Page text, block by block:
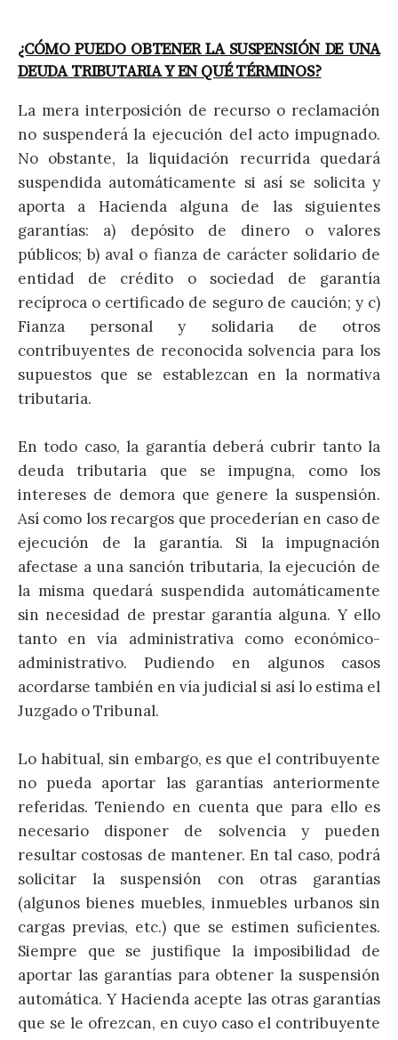
¿CÓMO PUEDO OBTENER LA SUSPENSIÓN DE UNA
DEUDA TRIBUTARIA Y EN QUÉ TÉRMINOS?
La mera interposición de recurso o reclamación
no suspenderá la ejecución del acto impugnado.
No obstante, la liquidación recurrida quedará
suspendida automáticamente si así se solicita y
aporta a Hacienda alguna de las siguientes
garantías: a) depósito de dinero o valores
públicos; b) aval o fianza de carácter solidario de
entidad de crédito o sociedad de garantía
recíproca o certificado de seguro de caución; y c)
Fianza personal y solidaria de otros
contribuyentes de reconocida solvencia para los
supuestos que se establezcan en la normativa
tributaria.
En todo caso, la garantía deberá cubrir tanto la
deuda tributaria que se impugna, como los
intereses de demora que genere la suspensión.
Así como los recargos que procederían en caso de
ejecución de la garantía. Si la impugnación
afectase a una sanción tributaria, la ejecución de
la misma quedará suspendida automáticamente
sin necesidad de prestar garantía alguna. Y ello
tanto en vía administrativa como económico-
administrativo. Pudiendo en algunos casos
acordarse también en vía judicial si así lo estima el
Juzgado o Tribunal.
Lo habitual, sin embargo, es que el contribuyente
no pueda aportar las garantías anteriormente
referidas. Teniendo en cuenta que para ello es
necesario disponer de solvencia y pueden
resultar costosas de mantener. En tal caso, podrá
solicitar la suspensión con otras garantías
(algunos bienes muebles, inmuebles urbanos sin
cargas previas, etc.) que se estimen suficientes.
Siempre que se justifique la imposibilidad de
aportar las garantías para obtener la suspensión
automática. Y Hacienda acepte las otras garantías
que se le ofrezcan, en cuyo caso el contribuyente